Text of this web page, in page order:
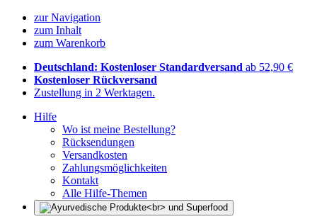
zur Navigation
zum Inhalt
zum Warenkorb
Deutschland: Kostenloser Standardversand ab 52,90 €
Kostenloser Rückversand
Zustellung in 2 Werktagen.
Hilfe
Wo ist meine Bestellung?
Rücksendungen
Versandkosten
Zahlungsmöglichkeiten
Kontakt
Alle Hilfe-Themen